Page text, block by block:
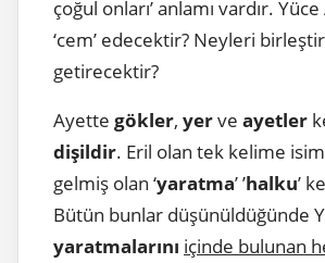
çoğul onları’ anlamı vardır.
‘cem’ edecektir? Neyleri
getirecektir?
Ayette gökler, yerve ayetler
dişildir. Eril olan tek kelime
gelmiş olan ‘yaratma’ ’halku’
Bütün bunlar düşünüldüğünde
yaratmalarını içinde bulunan